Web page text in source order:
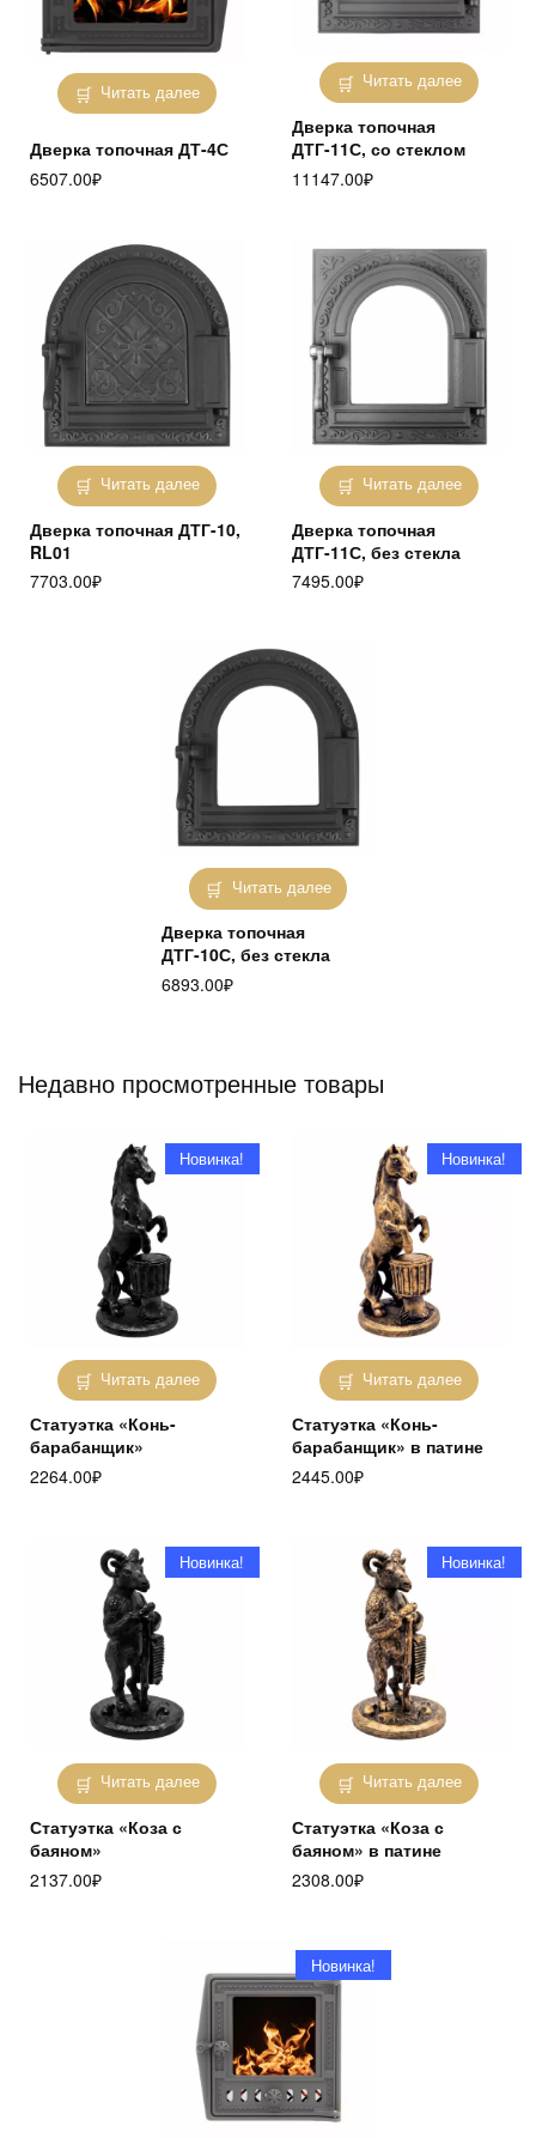
Читать далее
Дверка топочная ДТ-4С
6507.00₽
Читать далее
Дверка топочная
ДТГ-11С, со стеклом
11147.00₽
Читать далее
Дверка топочная ДТГ-10,
RL01
7703.00₽
Читать далее
Дверка топочная
ДТГ-11С, без стекла
7495.00₽
Читать далее
Дверка топочная
ДТГ-10С, без стекла
6893.00₽
Недавно просмотренные товары
Читать далее
Новинка!
Статуэтка «Конь-
барабанщик»
2264.00₽
Читать далее
Новинка!
Статуэтка «Конь-
барабанщик» в патине
2445.00₽
Читать далее
Новинка!
Статуэтка «Коза с
баяном»
2137.00₽
Читать далее
Новинка!
Статуэтка «Коза с
баяном» в патине
2308.00₽
Новинка!